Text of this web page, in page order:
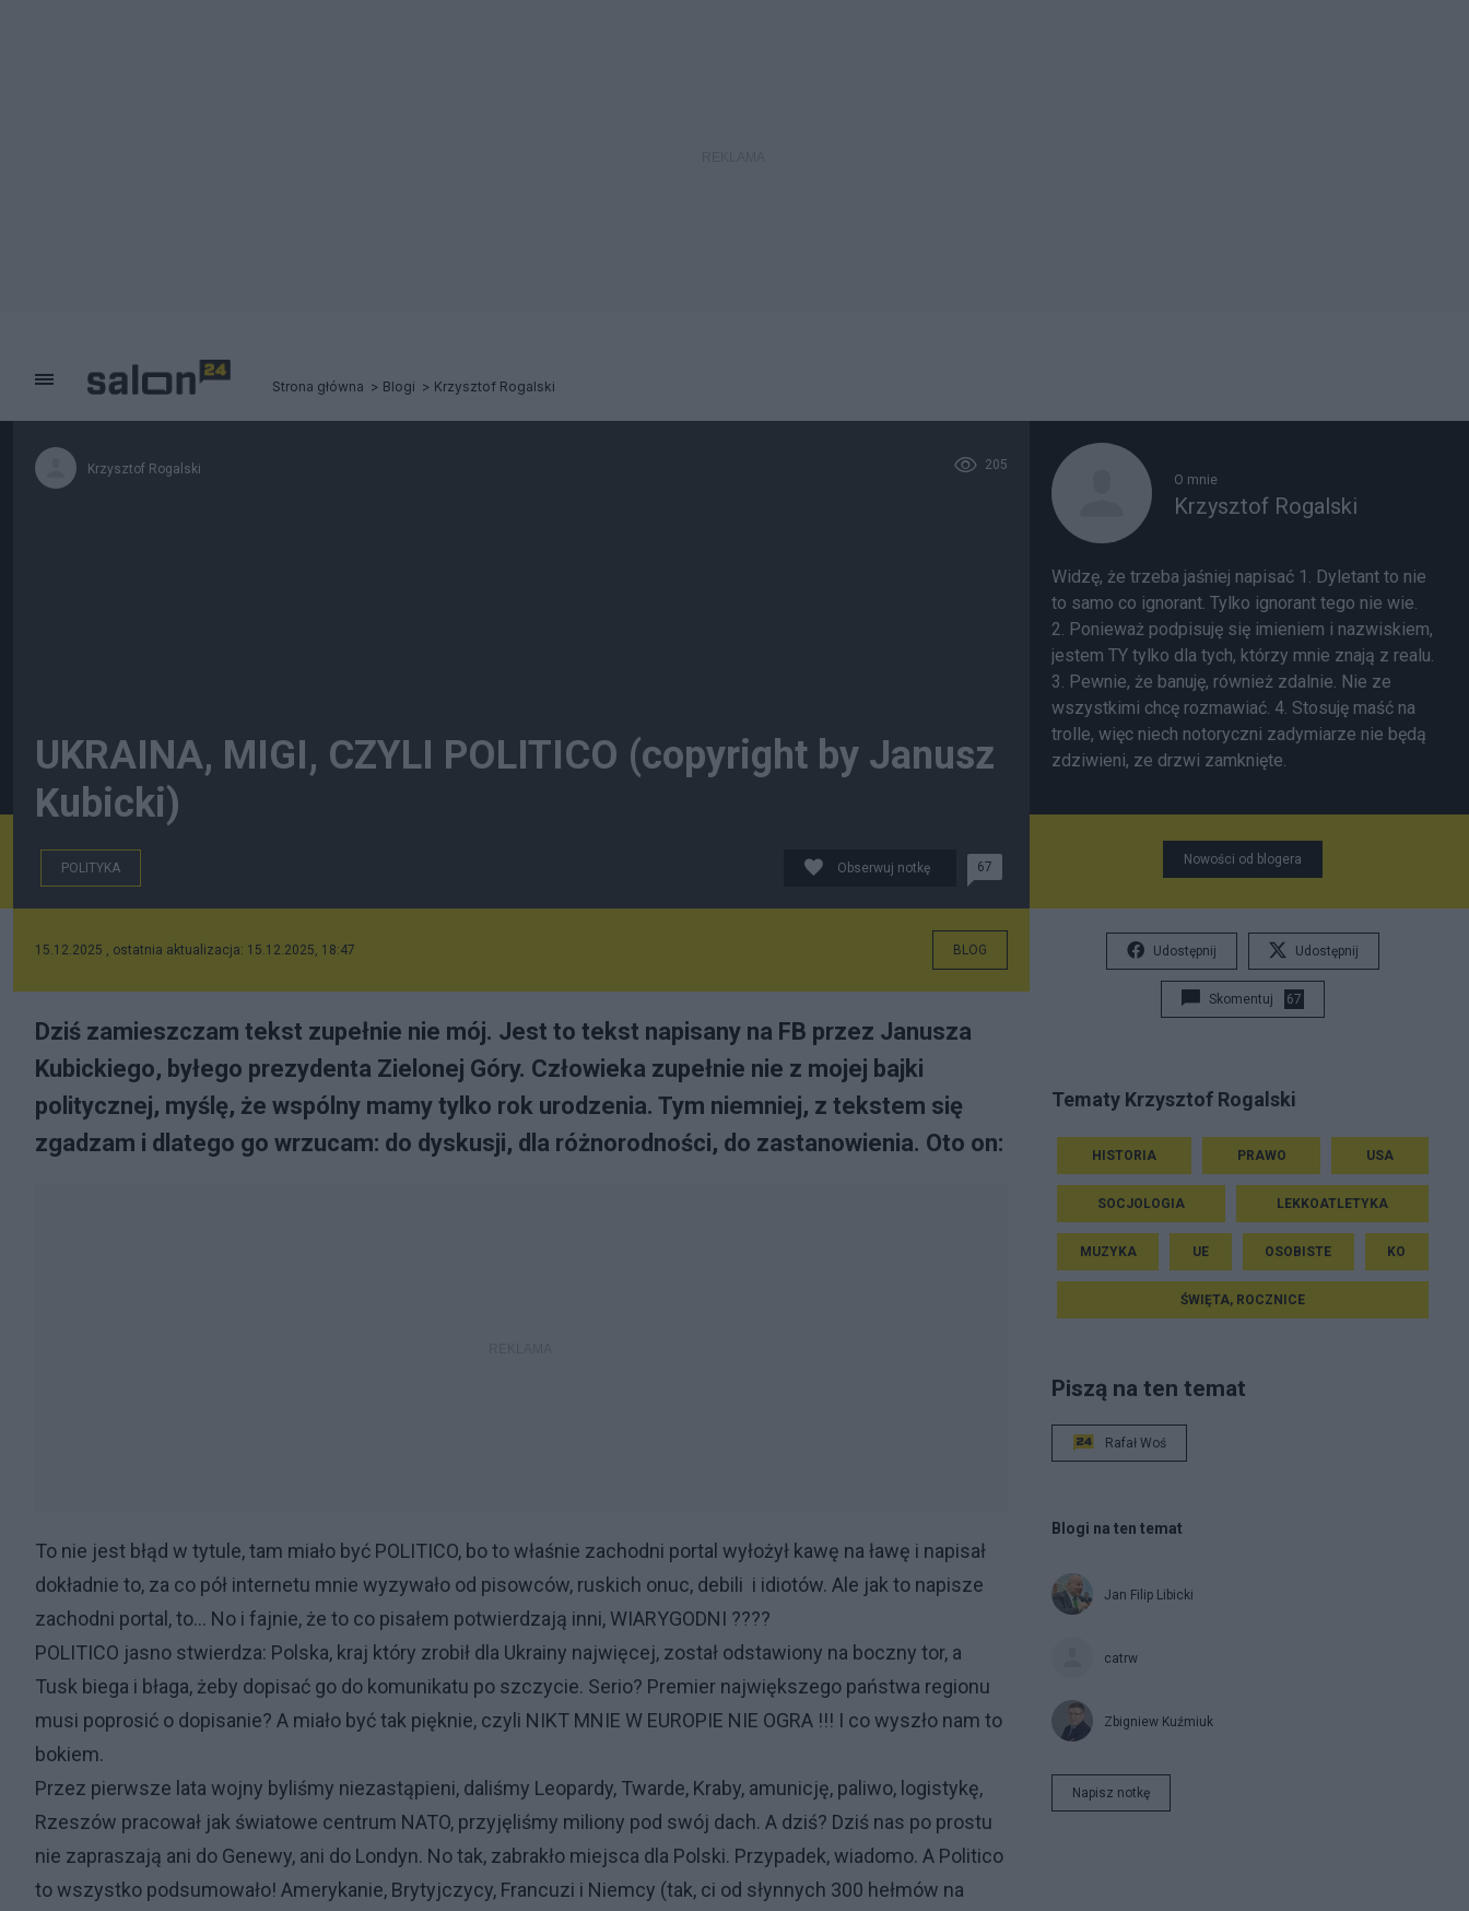
Strona główna Blogi Krzysztof Rogalski
Krzysztof Rogalski 205
UKRAINA, MIGI, CZYLI POLITICO (copyright by Janusz
Kubicki)
POLITYKA Obserwuj notkę 67
15.12.2025 , ostatnia aktualizacja: 15.12.2025, 18:47 BLOG
Dziś zamieszczam tekst zupełnie nie mój. Jest to tekst napisany na FB przez Janusza
Kubickiego, byłego prezydenta Zielonej Góry. Człowieka zupełnie nie z mojej bajki
politycznej, myślę, że wspólny mamy tylko rok urodzenia. Tym niemniej, z tekstem się
zgadzam i dlatego go wrzucam: do dyskusji, dla różnorodności, do zastanowienia. Oto on:
To nie jest błąd w tytule, tam miało być POLITICO, bo to właśnie zachodni portal wyłożył kawę na ławę i napisał
dokładnie to, za co pół internetu mnie wyzywało od pisowców, ruskich onuc, debili i idiotów. Ale jak to napisze
zachodni portal, to... No i fajnie, że to co pisałem potwierdzają inni, WIARYGODNI ????
POLITICO jasno stwierdza: Polska, kraj który zrobił dla Ukrainy najwięcej, został odstawiony na boczny tor, a
Tusk biega i błaga, żeby dopisać go do komunikatu po szczycie. Serio? Premier największego państwa regionu
musi poprosić o dopisanie? A miało być tak pięknie, czyli NIKT MNIE W EUROPIE NIE OGRA !!! I co wyszło nam to
bokiem.
Przez pierwsze lata wojny byliśmy niezastąpieni, daliśmy Leopardy, Twarde, Kraby, amunicję, paliwo, logistykę,
Rzeszów pracował jak światowe centrum NATO, przyjęliśmy miliony pod swój dach. A dziś? Dziś nas po prostu
nie zapraszają ani do Genewy, ani do Londyn. No tak, zabrakło miejsca dla Polski. Przypadek, wiadomo. A Politico
to wszystko podsumowało! Amerykanie, Brytyjczycy, Francuzi i Niemcy (tak, ci od słynnych 300 hełmów na
O mnie
Krzysztof Rogalski
Widzę, że trzeba jaśniej napisać 1. Dyletant to nie
to samo co ignorant. Tylko ignorant tego nie wie.
2. Ponieważ podpisuję się imieniem i nazwiskiem,
jestem TY tylko dla tych, którzy mnie znają z realu.
3. Pewnie, że banuję, również zdalnie. Nie ze
wszystkimi chcę rozmawiać. 4. Stosuję maść na
trolle, więc niech notoryczni zadymiarze nie będą
zdziwieni, ze drzwi zamknięte.
Nowości od blogera
Udostępnij Udostępnij
Skomentuj 67
Tematy Krzysztof Rogalski
HISTORIA PRAWO USA
SOCJOLOGIA LEKKOATLETYKA
MUZYKA UE OSOBISTE KO
ŚWIĘTA, ROCZNICE
Piszą na ten temat
Rafał Woś
Blogi na ten temat
Jan Filip Libicki
catrw
Zbigniew Kuźmiuk
Napisz notkę